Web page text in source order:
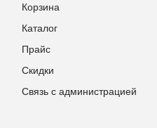
Корзина
Каталог
Прайс
Скидки
Связь с администрацией